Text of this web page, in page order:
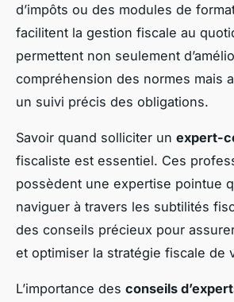
d’impôts ou des modules de
facilitent la gestion fiscale au
permettent non seulement
compréhension des normes mais
un suivi précis des obligations.
Savoir quand solliciter un expert-
fiscaliste est essentiel. Ces
possèdent une expertise pointue
naviguer à travers les subtilités
des conseils précieux pour
et optimiser la stratégie fiscale de
L’importance des conseils